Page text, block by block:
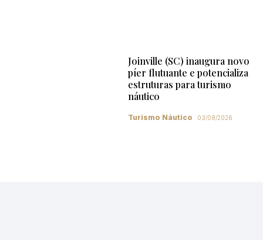
Joinville (SC) inaugura novo
píer flutuante e potencializa
estruturas para turismo
náutico
Turismo Náutico 03/08/2026